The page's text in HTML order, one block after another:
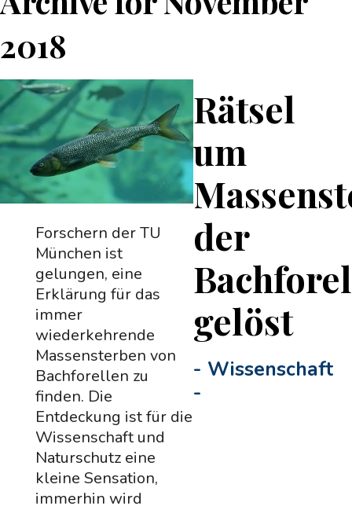
2018
Rätsel
um
der
gelöst
- Wissenschaft
-
Forschern der TU
München ist
gelungen, eine
Erklärung für das
immer
wiederkehrende
Massensterben von
Bachforellen zu
finden. Die
Entdeckung ist für die
Wissenschaft und
Naturschutz eine
kleine Sensation,
immerhin wird